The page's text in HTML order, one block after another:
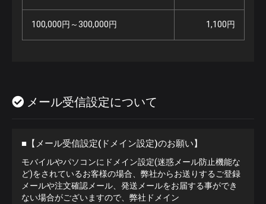
100,000円～300,000円 1,100円
メール受信設定について
■【メール受信設定(ドメイン設定)のお願い】
モバイルやパソコンにドメイン設定(迷惑メール防止機能な
ど)をされているお客様の場合、弊社からお送りするご登録
メールや注文確認メール、発送メールをお届する事ができ
ない場合がございますので、弊社ドメイン